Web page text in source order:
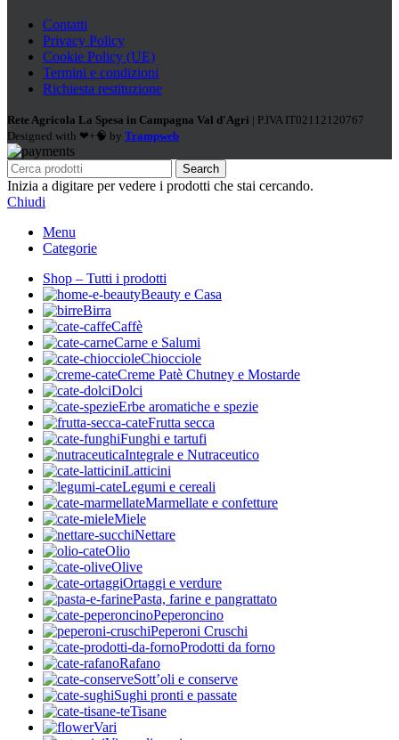
Contatti
Privacy Policy
Cookie Policy (UE)
Termini e condizioni
Richiesta restituzione
Rete Agricola La Spesa in Campagna Val d'Agri | P.IVA IT02112120767
Designed with ❤+🧠 by Trampweb
Search
Inizia a digitare per vedere i prodotti che stai cercando.
Chiudi
Menu
Categorie
Shop – Tutti i prodotti
Beauty e Casa
Birra
Caffè
Carne e Salumi
Chiocciole
Creme Patè Chutney e Mostarde
Dolci
Erbe aromatiche e spezie
Frutta secca
Funghi e tartufi
Integrale e Nutraceutico
Latticini
Legumi e cereali
Marmellate e confetture
Miele
Nettare
Olio
Olive
Ortaggi e verdure
Pasta, farine e pangrattato
Peperoncino
Peperoni Cruschi
Prodotti da forno
Rafano
Sott’oli e conserve
Sughi pronti e passate
Tisane
Vari